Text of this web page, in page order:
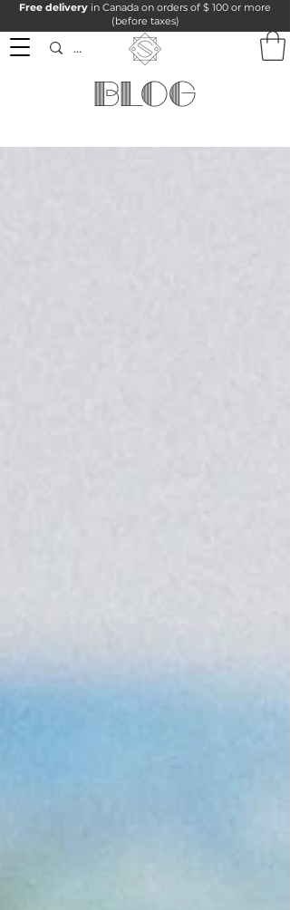
Free delivery in Canada on orders of $ 100 or more
(before taxes)
BLOG